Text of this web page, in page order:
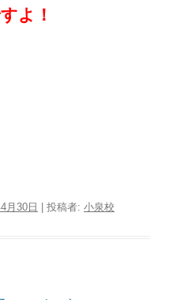
よ！
月30日 投稿者: 小泉校